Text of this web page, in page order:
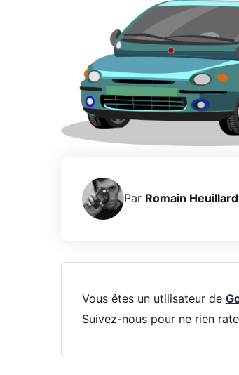
Par Romain Heuillard
Vous êtes un utilisateur de
Suivez-nous pour ne rien